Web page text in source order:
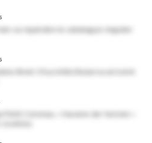
va rejoindre le catalogue régulier
Petit Coronas, « havane de l’année »